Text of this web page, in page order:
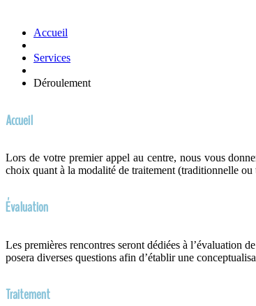
Accueil
Services
Déroulement
Accueil
Lors de votre premier appel au centre, nous vous
choix quant à la modalité de traitement (traditionnelle
Évaluation
Les premières rencontres seront dédiées à l’évaluation
posera diverses questions afin d’établir une
Traitement